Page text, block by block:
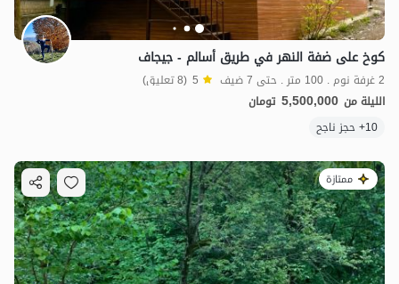
كوخ على ضفة النهر في طريق أسالم - جيجاف
2 غرفة نوم . 100 متر . حتى 7 ضيف 5 (8 تعليق)
الليلة من 5,500,000 تومان
10+ حجز ناجح
ممتازة